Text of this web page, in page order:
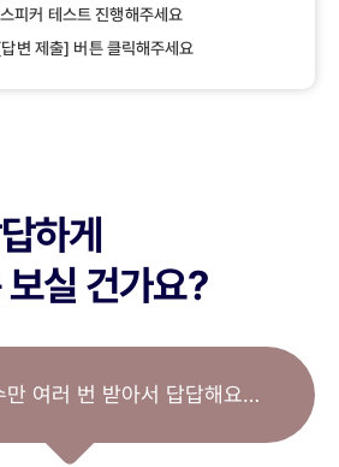
커 테스트 진행해주세요
제출] 버튼 클릭해주세요
하게
보실 건가요?
만 여러 번 받아서 답답해요…